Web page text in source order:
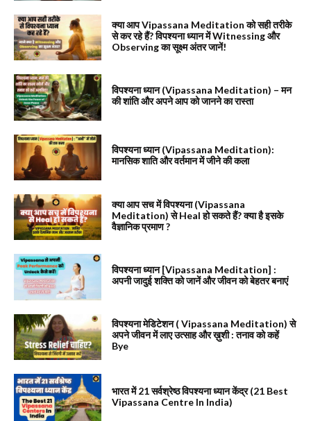
क्या आप Vipassana Meditation को सही तरीके
से कर रहे हैं? विपश्यना ध्यान में Witnessing और
Observing का सूक्ष्म अंतर जानें!
विपश्यना ध्यान (Vipassana Meditation) – मन
की शांति और अपने आप को जानने का रास्ता
विपश्यना ध्यान (Vipassana Meditation):
मानसिक शाति और वर्तमान में जीने की कला
क्या आप सच में विपश्यना (Vipassana
Meditation) से Heal हो सकते हैं? क्या है इसके
वैज्ञानिक प्रमाण ?
विपश्यना ध्यान [Vipassana Meditation] :
अपनी जादुई शक्ति को जानें और जीवन को बेहतर बनाएं
विपश्यना मेडिटेशन ( Vipassana Meditation) से
अपने जीवन में लाए उत्साह और ख़ुशी : तनाव को कहें
Bye
भारत में 21 सर्वश्रेष्ठ विपश्यना ध्यान केंद्र (21 Best
Vipassana Centre In India)